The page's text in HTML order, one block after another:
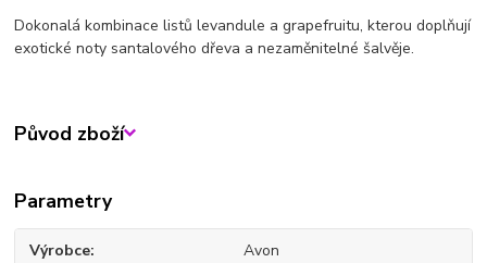
Dokonalá kombinace listů levandule a grapefruitu, kterou doplňují
exotické noty santalového dřeva a nezaměnitelné šalvěje.
Původ zboží
Parametry
Výrobce Avon